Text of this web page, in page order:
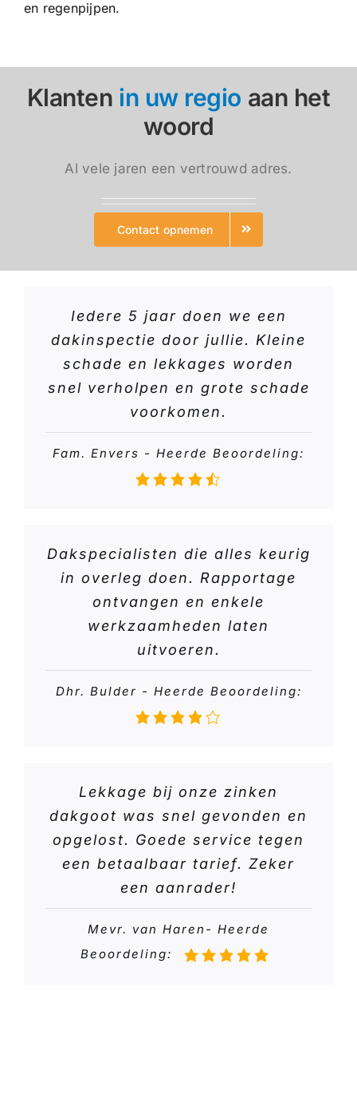
en regenpijpen.
Klanten in uw regio aan het
woord
Al vele jaren een vertrouwd adres.
Contact opnemen
Iedere 5 jaar doen we een
dakinspectie door jullie. Kleine
schade en lekkages worden
snel verholpen en grote schade
voorkomen.
Fam. Envers - Heerde Beoordeling:
Dakspecialisten die alles keurig
in overleg doen. Rapportage
ontvangen en enkele
werkzaamheden laten
uitvoeren.
Dhr. Bulder - Heerde Beoordeling:
Lekkage bij onze zinken
dakgoot was snel gevonden en
opgelost. Goede service tegen
een betaalbaar tarief. Zeker
een aanrader!
Mevr. van Haren- Heerde
Beoordeling: